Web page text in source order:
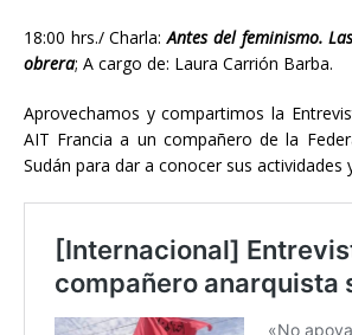
18:00 hrs./ Charla:Antes del feminismo.
obrera; A cargo de: Laura Carrión Barba.
Aprovechamos y compartimos la
AIT Francia a un compañero de la
Sudán para dar a conocer sus actividades